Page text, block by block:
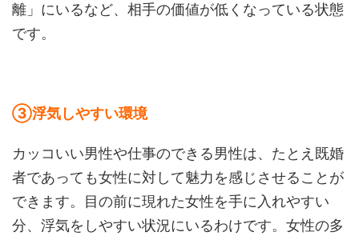
離」にいるなど、相手の価値が低くなっている状態
です。
③浮気しやすい環境
カッコいい男性や仕事のできる男性は、たとえ既婚
者であっても女性に対して魅力を感じさせることが
できます。目の前に現れた女性を手に入れやすい
分、浮気をしやすい状況にいるわけです。女性の多